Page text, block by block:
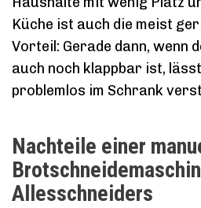
Küche ist auch die meist
Vorteil: Gerade dann, wenn
auch noch klappbar ist,
problemlos im Schrank
Nachteile einer
Allesschneiders